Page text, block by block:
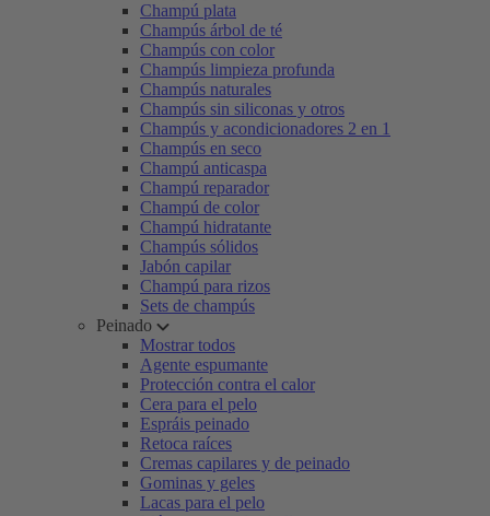
Champú plata
Champús árbol de té
Champús con color
Champús limpieza profunda
Champús naturales
Champús sin siliconas y otros
Champús y acondicionadores 2 en 1
Champús en seco
Champú anticaspa
Champú reparador
Champú de color
Champú hidratante
Champús sólidos
Jabón capilar
Champú para rizos
Sets de champús
Peinado
Mostrar todos
Agente espumante
Protección contra el calor
Cera para el pelo
Espráis peinado
Retoca raíces
Cremas capilares y de peinado
Gominas y geles
Lacas para el pelo